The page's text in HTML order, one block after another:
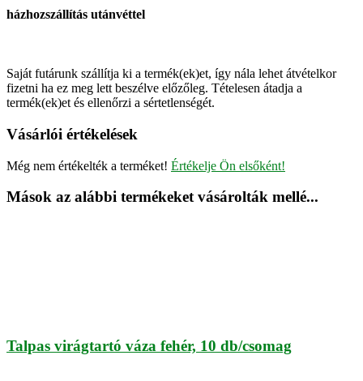
házhozszállítás utánvéttel
Saját futárunk szállítja ki a termék(ek)et, így nála lehet átvételkor
fizetni ha ez meg lett beszélve előzőleg. Tételesen átadja a
termék(ek)et és ellenőrzi a sértetlenségét.
Vásárlói értékelések
Még nem értékelték a terméket! Értékelje Ön elsőként!
Mások az alábbi termékeket vásárolták mellé...
Talpas virágtartó váza fehér, 10 db/csomag